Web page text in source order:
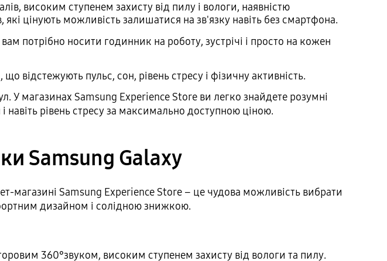
високим ступенем захисту від пилу і вологи, наявністю
цінують можливість залишатися на зв'язку навіть без смартфона.
потрібно носити годинник на роботу, зустрічі і просто на кожен
відстежують пульс, сон, рівень стресу і фізичну активність.
У магазинах Samsung Experience Store ви легко знайдете розумні
рівень стресу за максимально доступною ціною.
Samsung Galaxy
магазині Samsung Experience Store – це чудова можливість вибрати
дизайном і солідною знижкою.
360°звуком, високим ступенем захисту від вологи та пилу.